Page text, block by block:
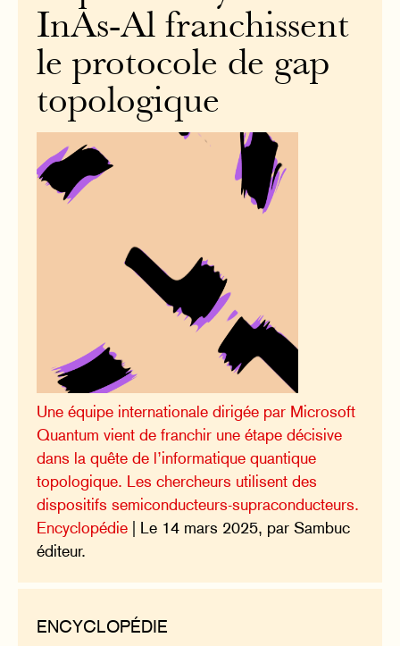
InAs-Al franchissent
le protocole de gap
topologique
Une équipe internationale dirigée par Microsoft
Quantum vient de franchir une étape décisive
dans la quête de l’informatique quantique
topologique. Les chercheurs utilisent des
dispositifs semiconducteurs-supraconducteurs.
Encyclopédie | Le 14 mars 2025, par Sambuc
éditeur.
ENCYCLOPÉDIE